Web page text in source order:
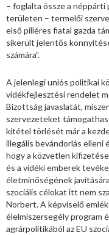
– foglalta össze a
területen – termelői
első pilléres fiatal gazda
sikerült jelentős
számára”.
A jelenlegi uniós politikai
vidékfejlesztési rendelet
Bizottság javaslatát,
szervezeteket
kitétel törlését már a
illegális bevándorlás elleni
hogy a közvetlen
és a vidéki emberek
életminőségének
szociális célokat itt nem
Norbert. A képviselő
élelmiszersegély program
agrárpolitikából az EU